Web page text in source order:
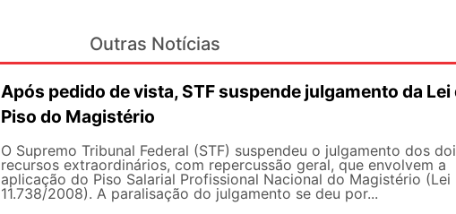
Outras Notícias
Após pedido de vista, STF suspende julgamento da Lei
Piso do Magistério
O Supremo Tribunal Federal (STF) suspendeu o julgamento dos
recursos extraordinários, com repercussão geral, que envolvem a
aplicação do Piso Salarial Profissional Nacional do Magistério (Lei
11.738/2008). A paralisação do julgamento se deu por...